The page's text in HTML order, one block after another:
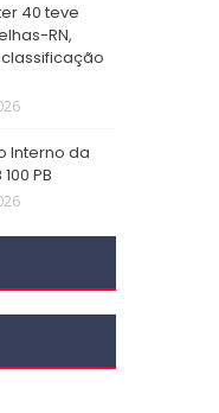
40 teve
RN,
Interno da
PB